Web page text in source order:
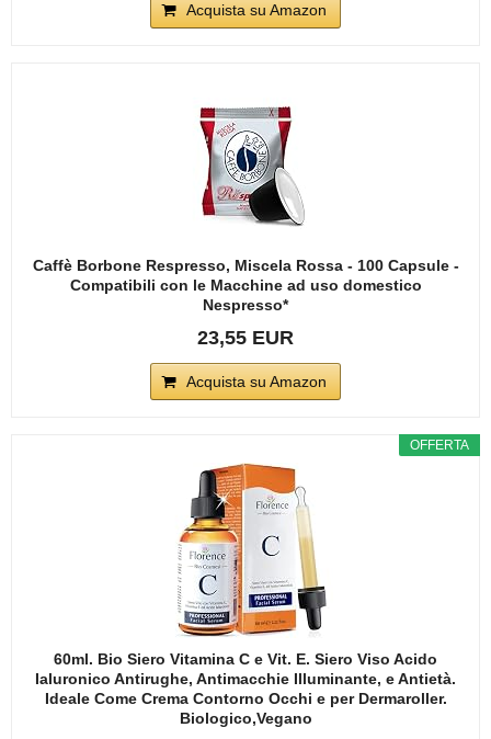
Acquista su Amazon
Caffè Borbone Respresso, Miscela Rossa - 100 Capsule -
Compatibili con le Macchine ad uso domestico
Nespresso*
23,55 EUR
Acquista su Amazon
OFFERTA
60ml. Bio Siero Vitamina C e Vit. E. Siero Viso Acido
Ialuronico Antirughe, Antimacchie Illuminante, e Antietà.
Ideale Come Crema Contorno Occhi e per Dermaroller.
Biologico,Vegano